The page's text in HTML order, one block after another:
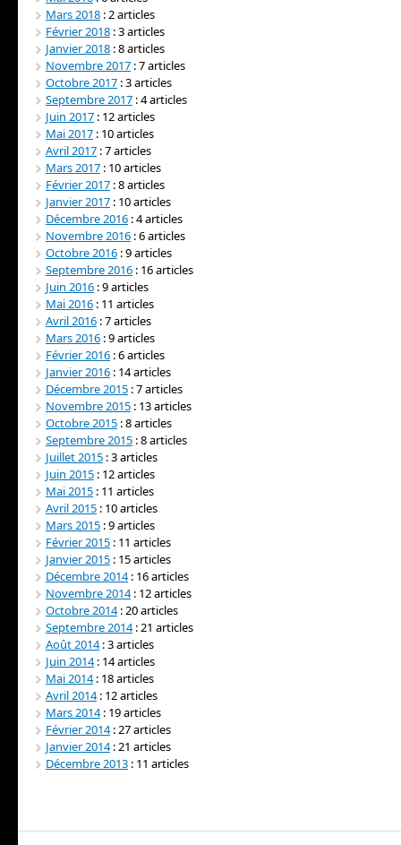
Mars 2018 : 2 articles
Février 2018 : 3 articles
Janvier 2018 : 8 articles
Novembre 2017 : 7 articles
Octobre 2017 : 3 articles
Septembre 2017 : 4 articles
Juin 2017 : 12 articles
Mai 2017 : 10 articles
Avril 2017 : 7 articles
Mars 2017 : 10 articles
Février 2017 : 8 articles
Janvier 2017 : 10 articles
Décembre 2016 : 4 articles
Novembre 2016 : 6 articles
Octobre 2016 : 9 articles
Septembre 2016 : 16 articles
Juin 2016 : 9 articles
Mai 2016 : 11 articles
Avril 2016 : 7 articles
Mars 2016 : 9 articles
Février 2016 : 6 articles
Janvier 2016 : 14 articles
Décembre 2015 : 7 articles
Novembre 2015 : 13 articles
Octobre 2015 : 8 articles
Septembre 2015 : 8 articles
Juillet 2015 : 3 articles
Juin 2015 : 12 articles
Mai 2015 : 11 articles
Avril 2015 : 10 articles
Mars 2015 : 9 articles
Février 2015 : 11 articles
Janvier 2015 : 15 articles
Décembre 2014: 16 articles
Novembre 2014: 12 articles
Octobre 2014: 20 articles
Septembre 2014: 21 articles
Août 2014: 3 articles
Juin 2014: 14 articles
Mai 2014: 18 articles
Avril 2014: 12 articles
Mars 2014: 19 articles
Février 2014: 27 articles
Janvier 2014: 21 articles
Décembre 2013 : 11 articles